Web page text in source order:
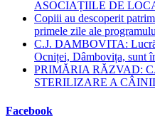
ASOCIAȚIILE DE
Copiii au descoperit
primele zile ale
C.J. DAMBOVITA:
Ocniței, Dâmbovița, sunt
PRIMĂRIA RĂZVAD:
STERILIZARE A
Facebook